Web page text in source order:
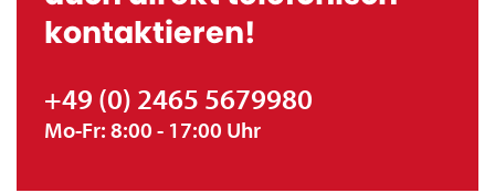
kontaktieren!
+49 (0) 2465 5679980
Mo-Fr: 8:00 - 17:00 Uhr